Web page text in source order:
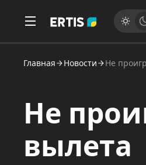
Главная Новости Не
Не
вылета